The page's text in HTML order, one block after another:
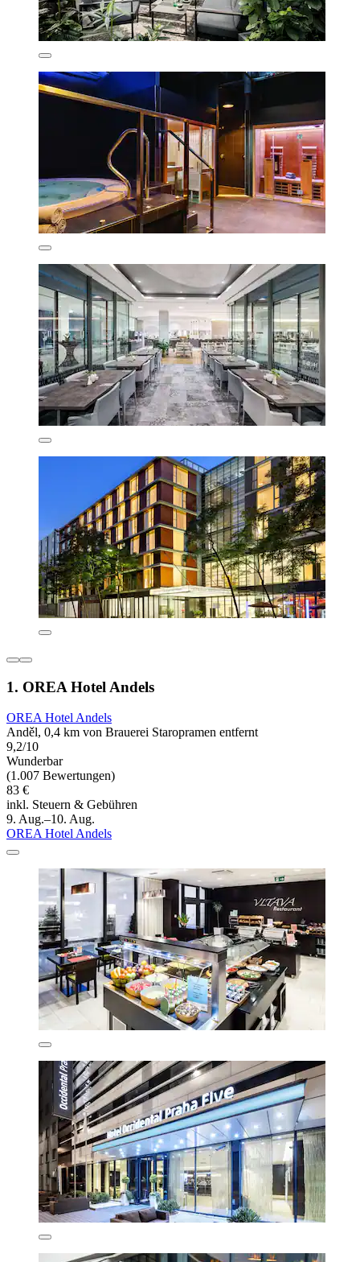
1. OREA Hotel Andels
OREA Hotel Andels
Anděl, 0,4 km von Brauerei Staropramen entfernt
9,2/10
Wunderbar
(1.007 Bewertungen)
83 €
inkl. Steuern & Gebühren
9. Aug.–10. Aug.
OREA Hotel Andels